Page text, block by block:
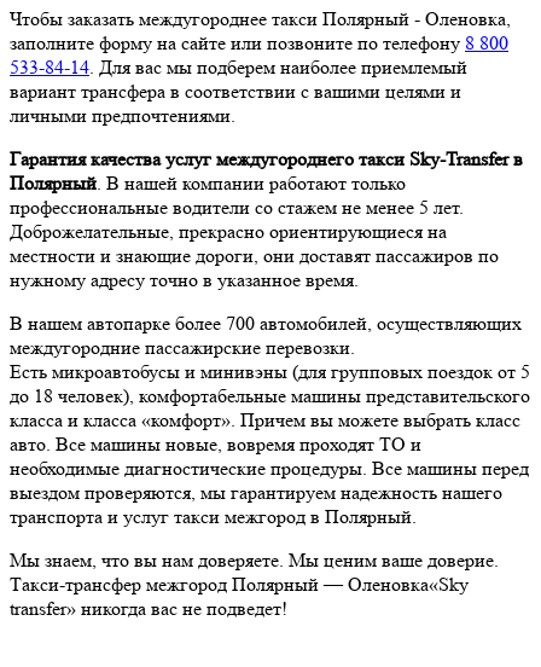
Чтобы заказать междугороднее такси Полярный - Оленовка,
заполните форму на сайте или позвоните по телефону 8 800
533-84-14. Для вас мы подберем наиболее приемлемый
вариант трансфера в соответствии с вашими целями и
личными предпочтениями.
Гарантия качества услуг междугороднего такси Sky-Transfer в
Полярный. В нашей компании работают только
профессиональные водители со стажем не менее 5 лет.
Доброжелательные, прекрасно ориентирующиеся на
местности и знающие дороги, они доставят пассажиров по
нужному адресу точно в указанное время.
В нашем автопарке более 700 автомобилей, осуществляющих
междугородние пассажирские перевозки.
Есть микроавтобусы и минивэны (для групповых поездок от 5
до 18 человек), комфортабельные машины представительского
класса и класса «комфорт». Причем вы можете выбрать класс
авто. Все машины новые, вовремя проходят ТО и
необходимые диагностические процедуры. Все машины перед
выездом проверяются, мы гарантируем надежность нашего
транспорта и услуг такси межгород в Полярный.
Мы знаем, что вы нам доверяете. Мы ценим ваше доверие.
Такси-трансфер межгород Полярный — Оленовка«Sky
transfer» никогда вас не подведет!